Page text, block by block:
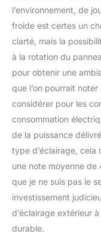
l’environnement, de
froide est certes un
clarté, mais la
à la rotation du
pour obtenir une
que l’on pourrait
considérer pour les
consommation
de la puissance
type d’éclairage, cela
une note moyenne de
que je ne suis pas le
investissement
d’éclairage extérieur
durable.